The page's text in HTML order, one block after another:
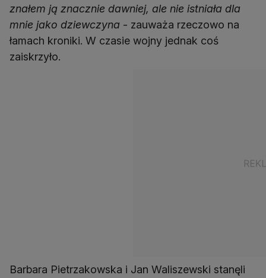
znałem ją znacznie dawniej, ale nie istniała dla
mnie jako dziewczyna - zauważa rzeczowo na
łamach kroniki. W czasie wojny jednak coś
zaiskrzyło.
Barbara Pietrzakowska i Jan Waliszewski stanęli